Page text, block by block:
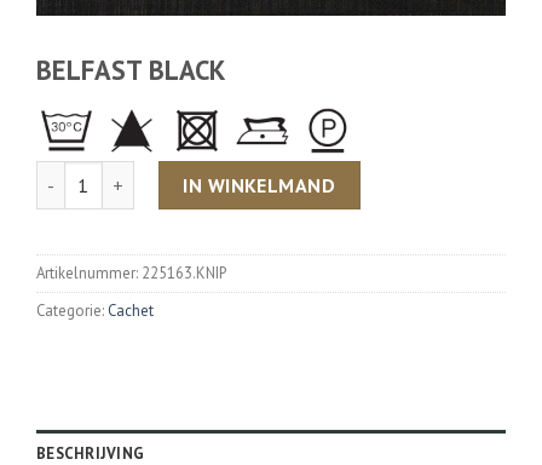
BELFAST BLACK
Aantal IN WINKELMAND
Artikelnummer: 225163.KNIP
Categorie: Cachet
BESCHRIJVING